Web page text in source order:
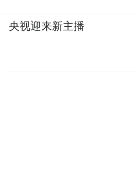
央视迎来新主播